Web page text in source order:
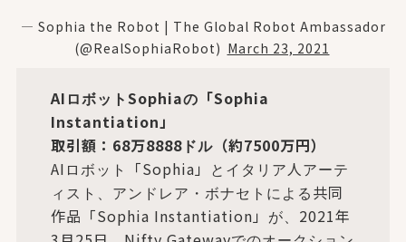
— Sophia the Robot | The Global Robot Ambassador
(@RealSophiaRobot) March 23, 2021
AIロボットSophiaの「Sophia
Instantiation」
取引額：68万8888ドル（約7500万円）
AIロボット「Sophia」とイタリア人アーテ
ィスト、アンドレア・ボナセトによる共同
作品「Sophia Instantiation」が、2021年